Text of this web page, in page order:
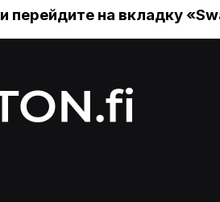
и перейдите на вкладку